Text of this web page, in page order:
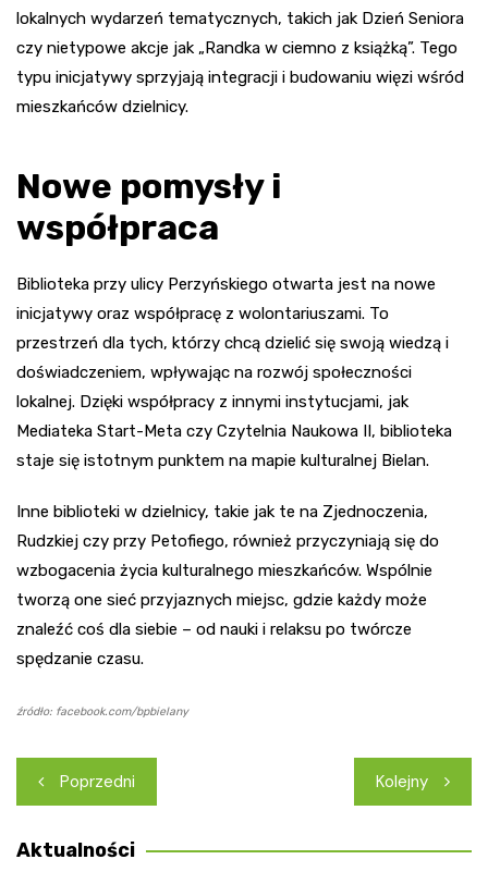
lokalnych wydarzeń tematycznych, takich jak Dzień Seniora
czy nietypowe akcje jak „Randka w ciemno z książką”. Tego
typu inicjatywy sprzyjają integracji i budowaniu więzi wśród
mieszkańców dzielnicy.
Nowe pomysły i
współpraca
Biblioteka przy ulicy Perzyńskiego otwarta jest na nowe
inicjatywy oraz współpracę z wolontariuszami. To
przestrzeń dla tych, którzy chcą dzielić się swoją wiedzą i
doświadczeniem, wpływając na rozwój społeczności
lokalnej. Dzięki współpracy z innymi instytucjami, jak
Mediateka Start-Meta czy Czytelnia Naukowa II, biblioteka
staje się istotnym punktem na mapie kulturalnej Bielan.
Inne biblioteki w dzielnicy, takie jak te na Zjednoczenia,
Rudzkiej czy przy Petofiego, również przyczyniają się do
wzbogacenia życia kulturalnego mieszkańców. Wspólnie
tworzą one sieć przyjaznych miejsc, gdzie każdy może
znaleźć coś dla siebie – od nauki i relaksu po twórcze
spędzanie czasu.
źródło: facebook.com/bpbielany
Nawigacja
wpisu
Poprzedni Kolejny
Aktualności